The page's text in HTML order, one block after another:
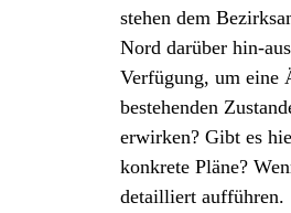
stehen dem
Nord darüber hin-
Verfügung, um eine
bestehenden
erwirken? Gibt es
konkrete Pläne?
detailliert aufführen.